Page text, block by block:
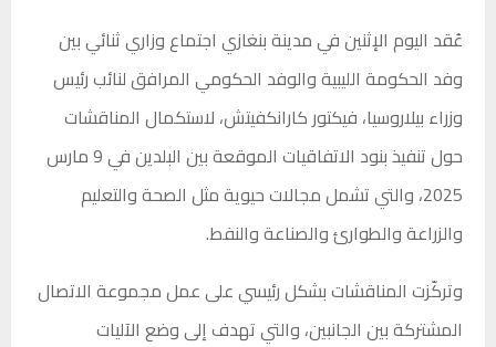
عُقد اليوم الإثنين في مدينة بنغازي اجتماع وزاري ثنائي بين
وفد الحكومة الليبية والوفد الحكومي المرافق لنائب رئيس
وزراء بيلاروسيا، فيكتور كارانكفيتش، لاستكمال المناقشات
حول تنفيذ بنود الاتفاقيات الموقعة بين البلدين في 9 مارس
2025، والتي تشمل مجالات حيوية مثل الصحة والتعليم
والزراعة والطوارئ والصناعة والنفط.
وتركّزت المناقشات بشكل رئيسي على عمل مجموعة الاتصال
المشتركة بين الجانبين، والتي تهدف إلى وضع الآليات